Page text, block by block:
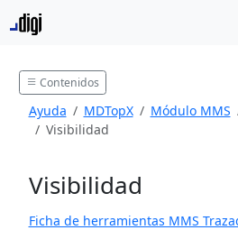
Contenidos
Ayuda MDTopX Módulo MMS
Visibilidad
Visibilidad
Ficha de herramientas MMS